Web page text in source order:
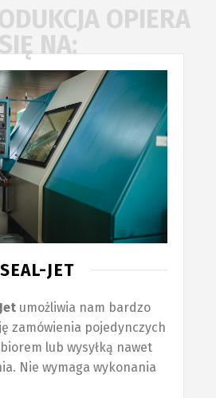
OPIERA
SIĘ NA:
SEAL-JET
umożliwia nam bardzo
zamówienia pojedynczych
lub wysyłką nawet
Nie wymaga wykonania